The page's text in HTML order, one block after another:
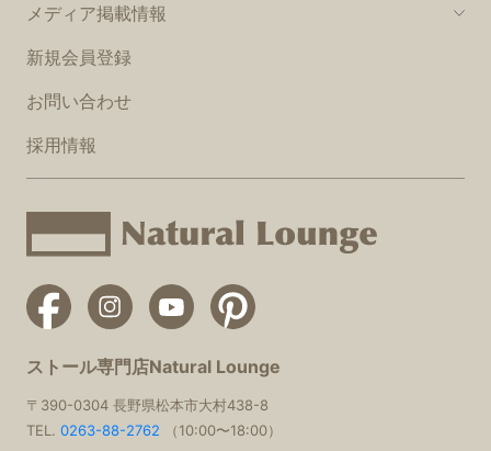
メディア掲載情報
新規会員登録
お問い合わせ
採用情報
ストール専門店Natural Lounge
〒390-0304 長野県松本市大村438-8
TEL. 0263-88-2762 （10:00〜18:00）